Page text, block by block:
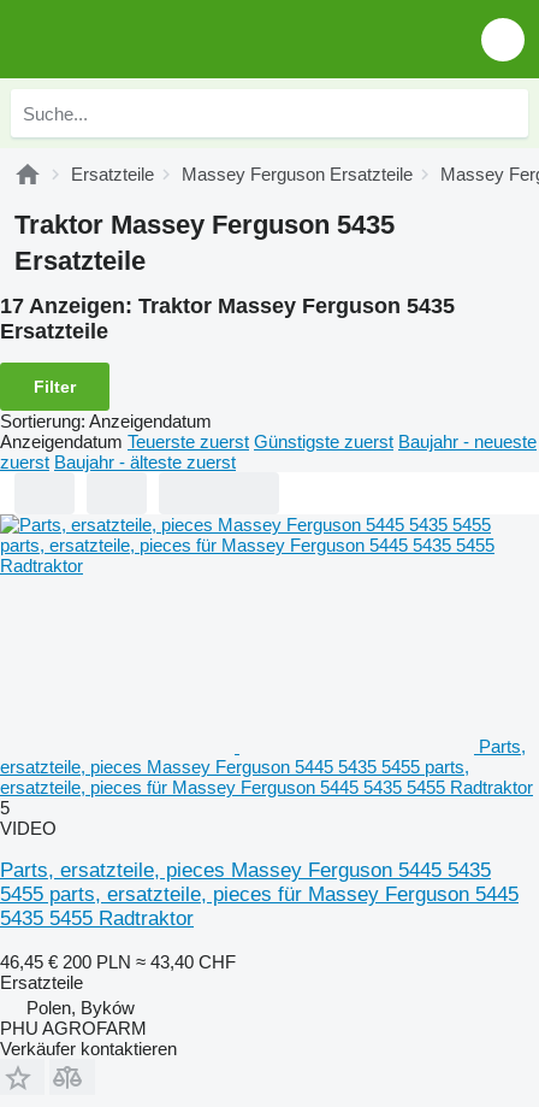
Ersatzteile Massey Ferguson Ersatzteile Massey
Traktor Massey Ferguson 5435
Ersatzteile
17 Anzeigen: Traktor Massey Ferguson 5435
Ersatzteile
Filter
Sortierung: Anzeigendatum
Anzeigendatum Teuerste zuerst Günstigste zuerst Baujahr - neueste
zuerst Baujahr - älteste zuerst
Parts,
ersatzteile, pieces Massey Ferguson 5445 5435 5455 parts,
ersatzteile, pieces für Massey Ferguson 5445 5435 5455 Radtraktor
5
VIDEO
Parts, ersatzteile, pieces Massey Ferguson 5445 5435
5455 parts, ersatzteile, pieces für Massey Ferguson 5445
5435 5455 Radtraktor
46,45 € 200 PLN ≈ 43,40 CHF
Ersatzteile
Polen, Byków
PHU AGROFARM
Verkäufer kontaktieren